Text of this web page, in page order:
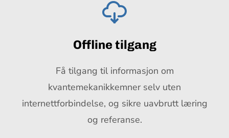
Offline tilgang
Få tilgang til informasjon om
kvantemekanikkemner selv uten
internettforbindelse, og sikre uavbrutt læring
og referanse.